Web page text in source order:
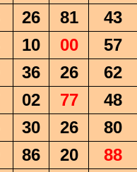
26 81
43
10 00
57
36 26
62
02 77
48
30 26
80
86 20
88